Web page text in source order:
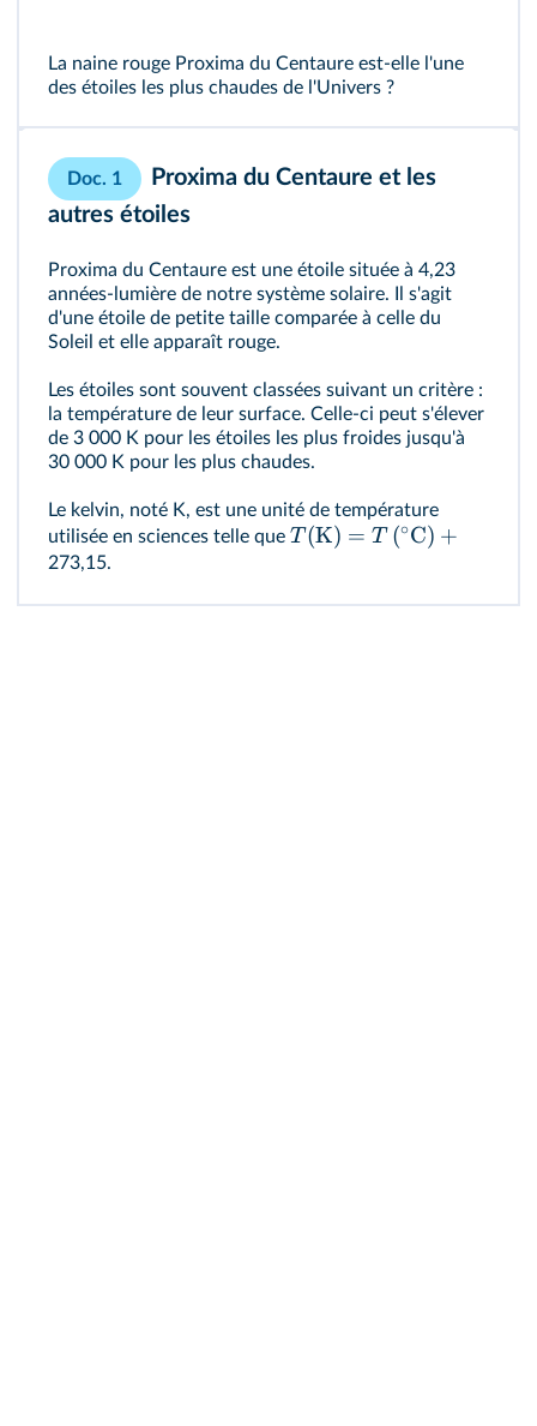
La naine rouge Proxima du Centaure est-elle l'une
des étoiles les plus chaudes de l'Univers ?
Doc. 1
Proxima du Centaure et les
autres étoiles
Proxima du Centaure est une étoile située à 4,23
années-lumière de notre système solaire. Il s'agit
d'une étoile de petite taille comparée à celle du
Soleil et elle apparaît rouge.
Les étoiles sont souvent classées suivant un critère :
la température de leur surface. Celle-ci peut s'élever
de 3 000 K pour les étoiles les plus froides jusqu'à
30 000 K pour les plus chaudes.
Le kelvin, noté K, est une unité de température
utilisée en sciences telle que T (K) = T (∘C) +
273,15.